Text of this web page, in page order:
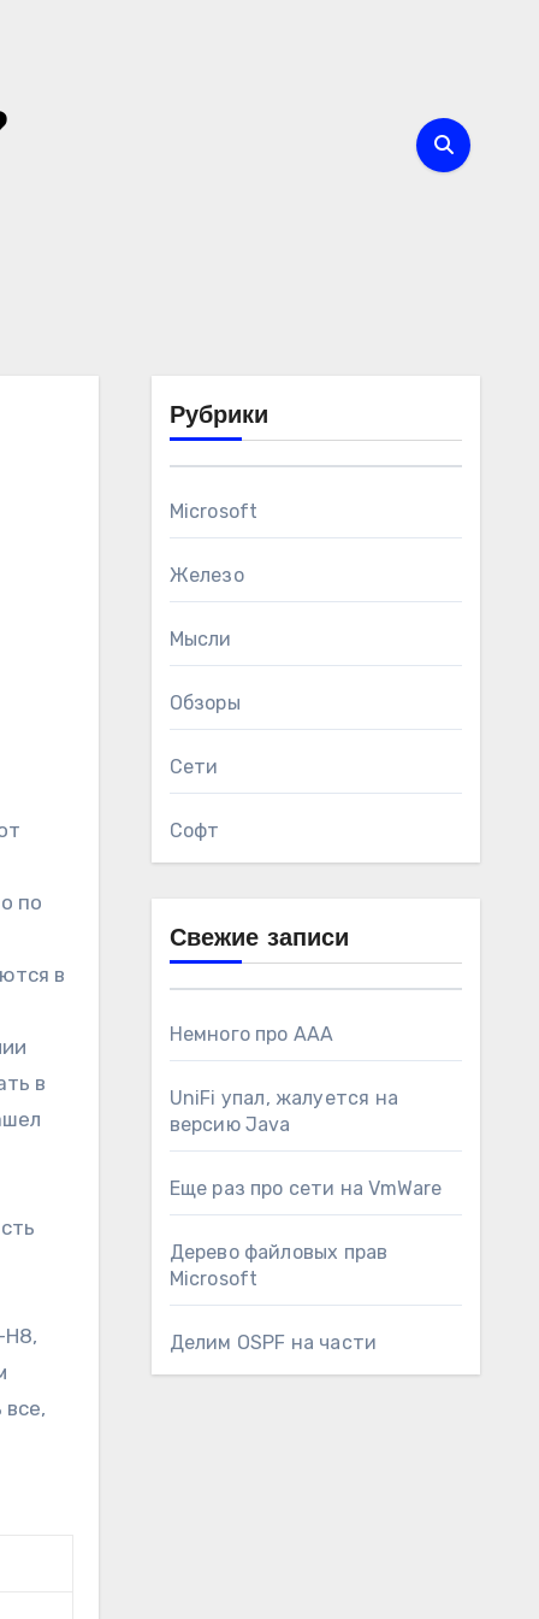
по
в
в
Рубрики
Microsoft
Железо
Мысли
Обзоры
Сети
Софт
Свежие записи
Немного про AAA
UniFi упал, жалуется на
версию Java
Еще раз про сети на VmWare
Дерево файловых прав
Microsoft
Делим OSPF на части